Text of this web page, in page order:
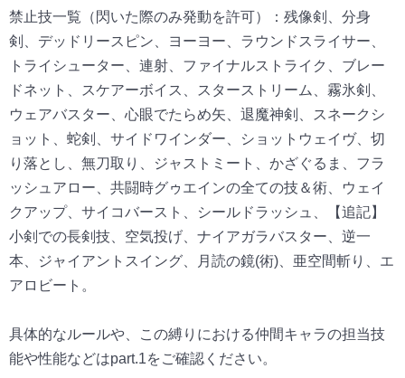
禁止技一覧（閃いた際のみ発動を許可）：残像剣、分身
剣、デッドリースピン、ヨーヨー、ラウンドスライサー、
トライシューター、連射、ファイナルストライク、ブレー
ドネット、スケアーボイス、スターストリーム、霧氷剣、
ウェアバスター、心眼でたらめ矢、退魔神剣、スネークシ
ョット、蛇剣、サイドワインダー、ショットウェイヴ、切
り落とし、無刀取り、ジャストミート、かざぐるま、フラ
ッシュアロー、共闘時グゥエインの全ての技＆術、ウェイ
クアップ、サイコバースト、シールドラッシュ、
【追記】
小剣での長剣技、空気投げ、ナイアガラバスター、逆一
本、ジャイアントスイング、月読の鏡(術)、亜空間斬り、エ
アロビート。
具体的なルールや、この縛りにおける仲間キャラの担当技
能や性能などはpart.1をご確認ください。